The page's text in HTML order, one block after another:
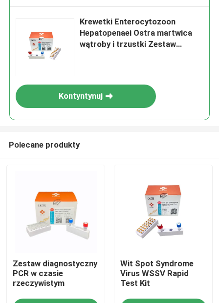
Produkty
Krewetki Enterocytozoon
Hepatopenaei Ostra martwica
wątroby i trzustki Zestaw
Kontyntynuj
Polecane produkty
Zestaw diagnostyczny
PCR w czasie
rzeczywistym
Wit Spot Syndrome
Virus WSSV Rapid
Test Kit